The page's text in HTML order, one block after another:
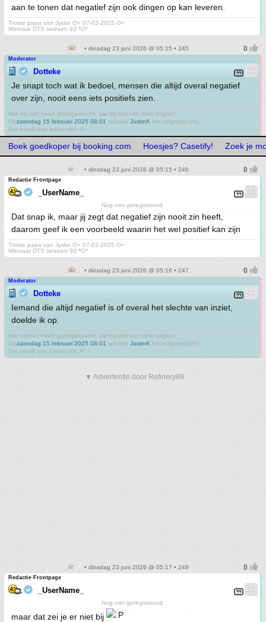
aan te tonen dat negatief zijn ook dingen op kan leveren.
Trotse papa van Jyske O+ 07-03-2025 O+
Winnaar DTS seizoen 93 *O*
• dinsdag 23 juni 2026 @ 05:15 • 245
Moderator
Dotteke
Je snapt toch wat ik bedoel, mensen die altijd overal negatief
over zijn, nooit eens iets positiefs zien.
Wie mij niet heeft grootgebracht, zal mij ook niet klein krijgen!
Opzaterdag 15 februari 2025 08:01 schreef JustinK het volgende:[/b]
Dot houdt van lekker vlot :P
Boek goedkoper bij booking.com Hoesjes? Casetify! Zoek je
• dinsdag 23 juni 2026 @ 05:15 • 246
Redactie Frontpage
_UserName_
Nog niet geregistreerd.
Dat snap ik, maar jij zegt dat negatief zijn nooit zin heeft,
daarom geef ik een voorbeeld waarin het wel positief kan zijn
Trotse papa van Jyske O+ 07-03-2025 O+
Winnaar DTS seizoen 93 *O*
• dinsdag 23 juni 2026 @ 05:16 • 247
Moderator
Dotteke
Iemand die altijd negatief is of overal het slechte van inziet,
doelde ik op.
Wie mij niet heeft grootgebracht, zal mij ook niet klein krijgen!
Opzaterdag 15 februari 2025 08:01 schreef JustinK het volgende:[/b]
Dot houdt van lekker vlot :P
▼ Advertentie door Refinery89
• dinsdag 23 juni 2026 @ 05:17 • 248
Redactie Frontpage
_UserName_
Nog niet geregistreerd.
maar dat zei je er niet bij